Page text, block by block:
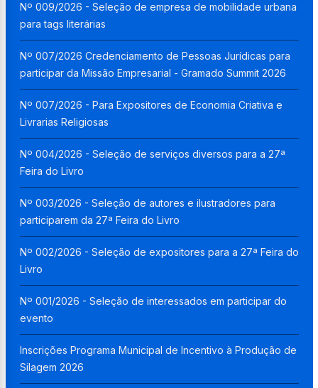
Nº 009/2026 - Seleção de empresa de mobilidade urbana
para tags literárias
Nº 007/2026 Credenciamento de Pessoas Jurídicas para
participar da Missão Empresarial - Gramado Summit 2026
Nº 007/2026 - Para Expositores de Economia Criativa e
Livrarias Religiosas
Nº 004/2026 - Seleção de serviços diversos para a 27ª
Feira do Livro
Nº 003/2026 - Seleção de autores e ilustradores para
participarem da 27ª Feira do Livro
Nº 002/2026 - Seleção de expositores para a 27ª Feira do
Livro
Nº 001/2026 - Seleção de interessados em participar do
evento
Inscrições Programa Municipal de Incentivo à Produção de
Silagem 2026